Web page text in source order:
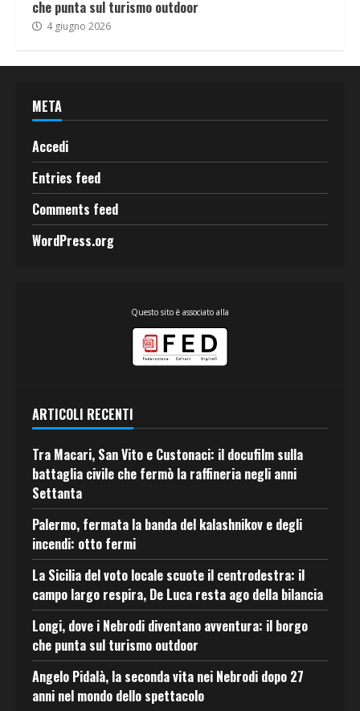
che punta sul turismo outdoor
4 giugno 2026
META
Accedi
Entries feed
Comments feed
WordPress.org
Questo sito è associato alla
ARTICOLI RECENTI
Tra Macari, San Vito e Custonaci: il docufilm sulla
battaglia civile che fermò la raffineria negli anni
Settanta
Palermo, fermata la banda del kalashnikov e degli
incendi: otto fermi
La Sicilia del voto locale scuote il centrodestra: il
campo largo respira, De Luca resta ago della bilancia
Longi, dove i Nebrodi diventano avventura: il borgo
che punta sul turismo outdoor
Angelo Pidalà, la seconda vita nei Nebrodi dopo 27
anni nel mondo dello spettacolo